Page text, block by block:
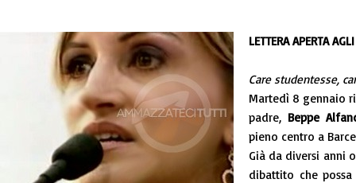
LETTERA APERTA
Care studentesse,
Martedì 8 gennaio
padre, Beppe
pieno centro a
Già da diversi anni
dibattito che